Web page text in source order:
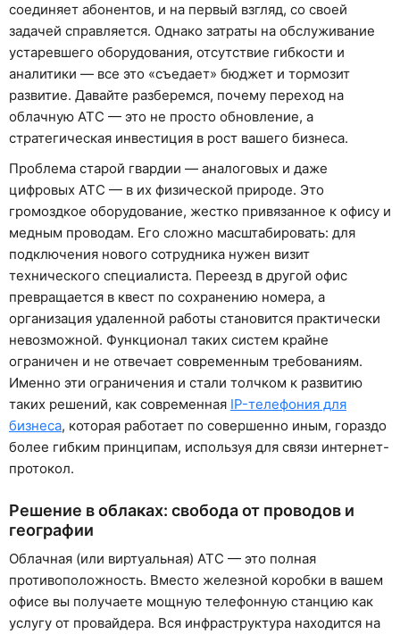
соединяет абонентов, и на первый взгляд, со своей
задачей справляется. Однако затраты на обслуживание
устаревшего оборудования, отсутствие гибкости и
аналитики — все это «съедает» бюджет и тормозит
развитие. Давайте разберемся, почему переход на
облачную АТС — это не просто обновление, а
стратегическая инвестиция в рост вашего бизнеса.
Проблема старой гвардии — аналоговых и даже
цифровых АТС — в их физической природе. Это
громоздкое оборудование, жестко привязанное к офису и
медным проводам. Его сложно масштабировать: для
подключения нового сотрудника нужен визит
технического специалиста. Переезд в другой офис
превращается в квест по сохранению номера, а
организация удаленной работы становится практически
невозможной. Функционал таких систем крайне
ограничен и не отвечает современным требованиям.
Именно эти ограничения и стали толчком к развитию
таких решений, как современная IP-телефония для
бизнеса, которая работает по совершенно иным, гораздо
более гибким принципам, используя для связи интернет-
протокол.
Решение в облаках: свобода от проводов и
географии
Облачная (или виртуальная) АТС — это полная
противоположность. Вместо железной коробки в вашем
офисе вы получаете мощную телефонную станцию как
услугу от провайдера. Вся инфраструктура находится на